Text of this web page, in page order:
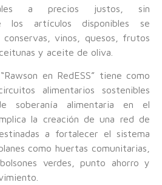
a precios justos, sin
los artículos disponibles se
conservas, vinos, quesos, frutos
y aceite de oliva.
en RedESS” tiene como
alimentarios sostenibles
soberanía alimentaria en el
la creación de una red de
a fortalecer el sistema
como huertas comunitarias,
verdes, punto ahorro y